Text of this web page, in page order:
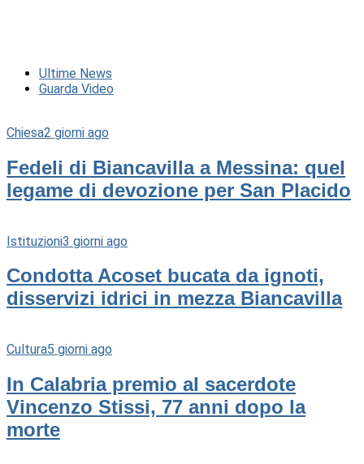
Ultime News
Guarda Video
Chiesa2 giorni ago
Fedeli di Biancavilla a Messina: quel
legame di devozione per San Placido
Istituzioni3 giorni ago
Condotta Acoset bucata da ignoti,
disservizi idrici in mezza Biancavilla
Cultura5 giorni ago
In Calabria premio al sacerdote
Vincenzo Stissi, 77 anni dopo la
morte